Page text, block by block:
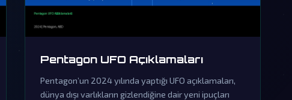
Pentagon UFO Açıklamaları
Pentagon’un 2024 yılında yaptığı UFO açıklamaları,
dünya dışı varlıkların gizlendiğine dair yeni ipuçları